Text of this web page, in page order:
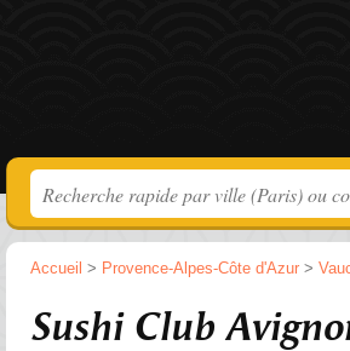
Accueil > Provence-Alpes-Côte d'Azur >
Sushi Club